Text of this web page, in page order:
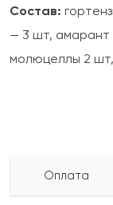
Состав:
— 3 шт, амарант
молюцеллы 2
Оплата